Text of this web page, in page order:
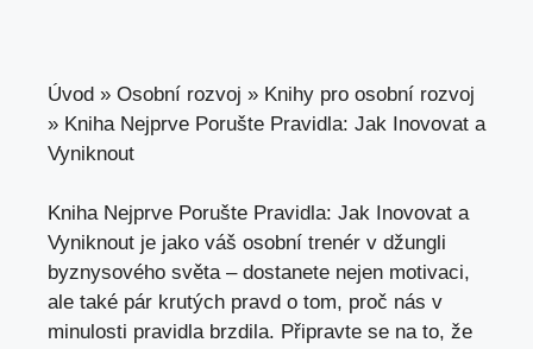
Úvod » Osobní rozvoj » Knihy pro osobní rozvoj
» Kniha Nejprve Porušte Pravidla: Jak Inovovat a
Vyniknout
Kniha Nejprve Porušte Pravidla: Jak Inovovat a
Vyniknout je jako váš osobní trenér v džungli
byznysového světa – dostanete nejen motivaci,
ale také pár krutých pravd o tom, proč nás v
minulosti pravidla brzdila. Připravte se na to, že